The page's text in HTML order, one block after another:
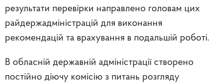
результати перевірки направлено головам цих
райдержадміністрацій для виконання
рекомендацій та врахування в подальшій роботі.
В обласній державній адміністрації створено
постійно діючу комісію з питань розгляду